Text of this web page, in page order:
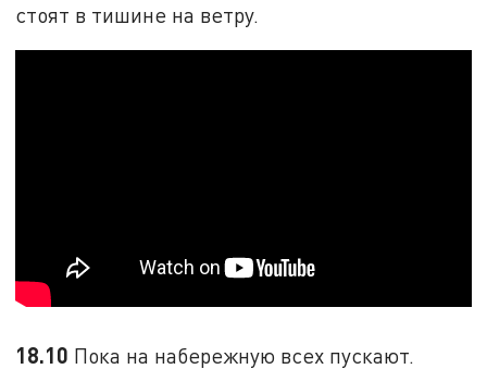
стоят в тишине на ветру.
18.10 Пока на набережную всех пускают.